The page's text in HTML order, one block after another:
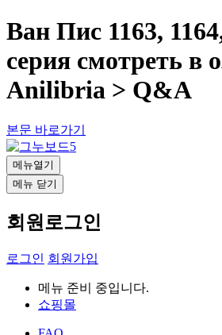
Ван Пис 1163,
серия смотреть в
Anilibria > Q&A
본문 바로가기
메뉴열기
메뉴 닫기
회원로그인
로그인 회원가입
메뉴 준비 중입니다.
쇼핑몰